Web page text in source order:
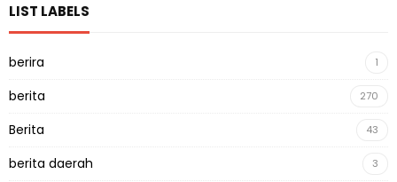
LIST LABELS
berira 1
berita 270
Berita 43
berita daerah 3